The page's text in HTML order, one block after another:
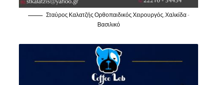
Σταύρος Καλατζής Ορθοπαιδικός Χειρουργός, Χαλκίδα -
Βασιλικό